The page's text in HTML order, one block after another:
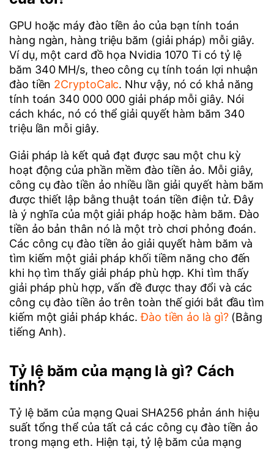
GPU hoặc máy đào tiền ảo của bạn tính toán
hàng ngàn, hàng triệu băm (giải pháp) mỗi giây.
Ví dụ, một card đồ họa Nvidia 1070 Ti có tỷ lệ
băm 340 MH/s, theo công cụ tính toán lợi nhuận
đào tiền 2CryptoCalc. Như vậy, nó có khả năng
tính toán 340 000 000 giải pháp mỗi giây. Nói
cách khác, nó có thể giải quyết hàm băm 340
triệu lần mỗi giây.
Giải pháp là kết quả đạt được sau một chu kỳ
hoạt động của phần mềm đào tiền ảo. Mỗi giây,
công cụ đào tiền ảo nhiều lần giải quyết hàm băm
được thiết lập bằng thuật toán tiền điện tử. Đây
là ý nghĩa của một giải pháp hoặc hàm băm. Đào
tiền ảo bản thân nó là một trò chơi phỏng đoán.
Các công cụ đào tiền ảo giải quyết hàm băm và
tìm kiếm một giải pháp khối tiềm năng cho đến
khi họ tìm thấy giải pháp phù hợp. Khi tìm thấy
giải pháp phù hợp, vấn đề được thay đổi và các
công cụ đào tiền ảo trên toàn thế giới bắt đầu tìm
kiếm một giải pháp khác.Đào tiền ảo là gì?(Bằng
tiếng Anh).
Tỷ lệ băm của mạng là gì? Cách
tính?
Tỷ lệ băm của mạng Quai SHA256 phản ánh hiệu
suất tổng thể của tất cả các công cụ đào tiền ảo
trong mạng eth. Hiện tại, tỷ lệ băm của mạng